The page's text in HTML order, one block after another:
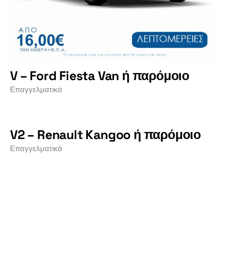
V – Ford Fiesta Van ή παρόμοιο
Επαγγελματικά
V2 – Renault Kangoo ή παρόμοιο
Επαγγελματικά